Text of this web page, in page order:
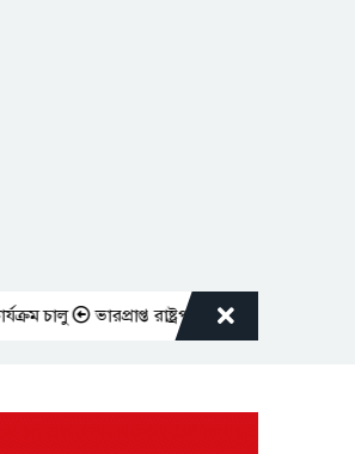
ভারপ্রাপ্ত রাষ্ট্রপতিকে শুভেচ্ছা জানালেন রাসিক